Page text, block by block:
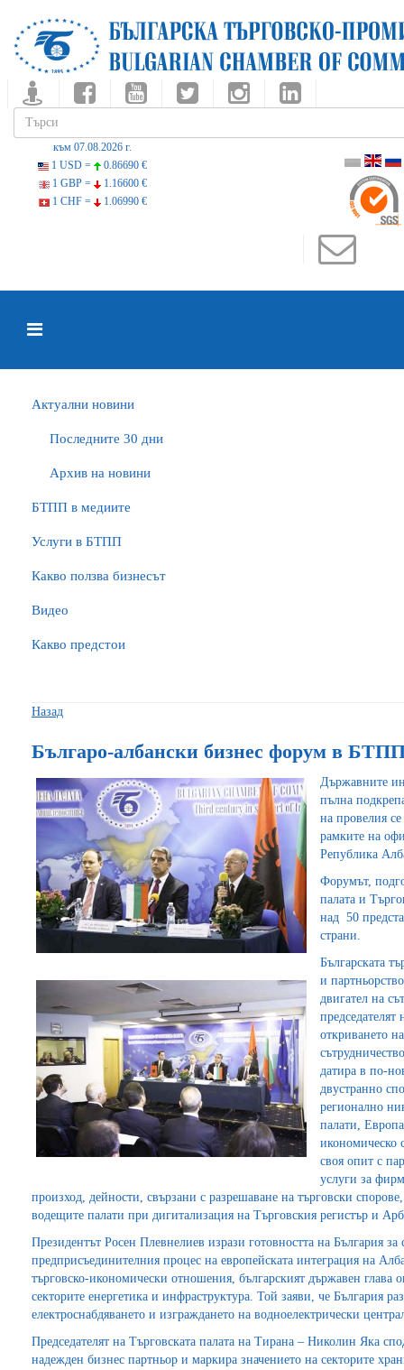
към 07.08.2026 г.
1 USD =
0.86690 €
1 GBP =
1.16600 €
1 CHF =
1.06990 €
Актуални новини
Последните 30 дни
Архив на новини
БTПП в медиите
Услуги в БТПП
Какво ползва бизнесът
Видео
Какво предстои
Назад
Българо-албански бизнес форум в
Държавните
пълна
на провелия
рамките на
Република
Форумът,
палата и
над 50
страни.
Българската
и
двигател на
откриването
датира в по-
двустранно
регионално
палати,
икономическо
своя опит с
услуги за
произход, дейности, свързани с разрешаване на търговски
водещите палати при дигитализация на Търговския регистър и
Президентът Росен Плевнелиев изрази готовността на България за
предприсъединителния процес на европейската интеграция на
търговско-икономически отношения, българският държавен глава
секторите енергетика и инфраструктура. Той заяви, че България
електроснабдяването и изграждането на водноелектрически
Председателят на Търговската палата на Тирана – Николин Яка
надежден бизнес партньор и маркира значението на секторите